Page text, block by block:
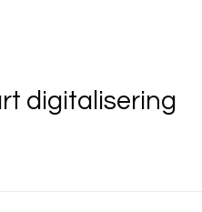
digitalisering